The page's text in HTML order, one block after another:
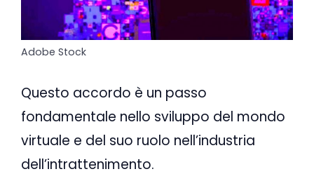
Adobe Stock
Questo accordo è un passo
fondamentale nello sviluppo del mondo
virtuale e del suo ruolo nell’industria
dell’intrattenimento.